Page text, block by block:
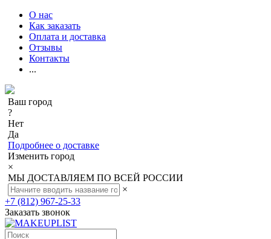
О нас
Как заказать
Оплата и доставка
Отзывы
Контакты
...
Ваш город
?
Нет
Да
Подробнее о доставке
Изменить город
×
МЫ ДОСТАВЛЯЕМ ПО ВСЕЙ РОССИИ
×
+7 (812) 967-25-33
Заказать звонок